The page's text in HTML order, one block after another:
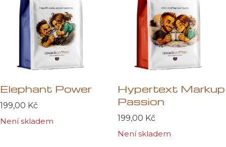
Elephant Power
199,00 Kč
Není skladem
Hypertext Markup
Passion
199,00 Kč
Není skladem